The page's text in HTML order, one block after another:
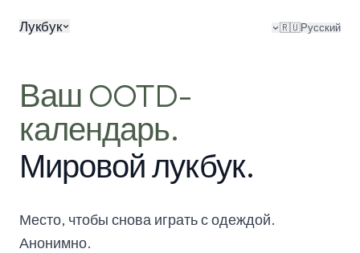
Лукбук 🇷🇺Русский
Ваш OOTD-
календарь.
Мировой лукбук.
Место, чтобы снова играть с одеждой.
Анонимно.